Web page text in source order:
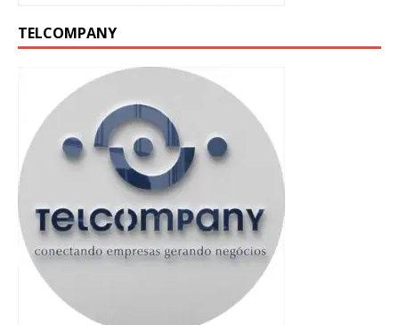
TELCOMPANY